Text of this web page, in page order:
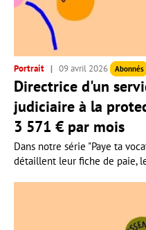
Portrait 09 avril 2026 Abonnés
Directrice d'un
judiciaire à la
3 571 € par mois
Dans notre série "Paye ta
détaillent leur fiche de paie,